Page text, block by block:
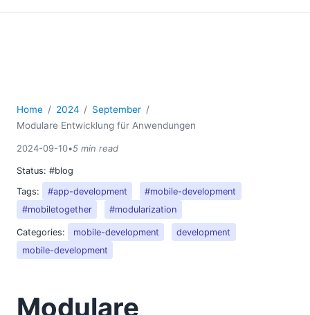
Home 2024
September
Modulare Entwicklung für Anwendungen
2024-09-10•5 min read
Status: #blog
Tags:
#app-development
#mobile-development
#mobiletogether
#modularization
Categories: mobile-development
development
mobile-development
Modulare